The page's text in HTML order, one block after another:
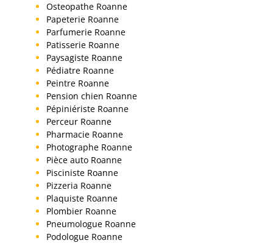
Osteopathe Roanne
Papeterie Roanne
Parfumerie Roanne
Patisserie Roanne
Paysagiste Roanne
Pédiatre Roanne
Peintre Roanne
Pension chien Roanne
Pépiniériste Roanne
Perceur Roanne
Pharmacie Roanne
Photographe Roanne
Pièce auto Roanne
Pisciniste Roanne
Pizzeria Roanne
Plaquiste Roanne
Plombier Roanne
Pneumologue Roanne
Podologue Roanne